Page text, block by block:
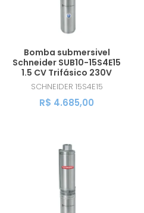
Bomba submersivel
Schneider SUB10-15S4E15
1.5 CV Trifásico 230V
SCHNEIDER 15S4E15
R$ 4.685,00